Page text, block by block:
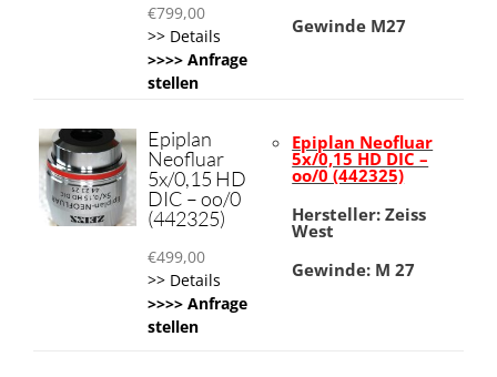
€799,00
>> Details
>>>> Anfrage
stellen
Gewinde M27
Epiplan
Neofluar
5x/0,15 HD
DIC – oo/0
(442325)
€499,00
>> Details
>>>> Anfrage
stellen
Epiplan Neofluar
5x/0,15 HD DIC –
oo/0 (442325)
Hersteller: Zeiss
West
Gewinde: M 27